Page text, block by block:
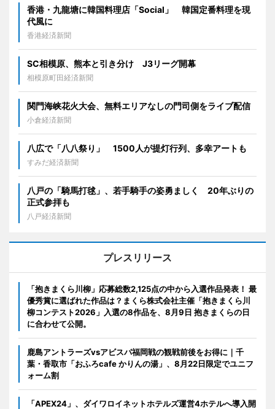
香港・九龍塘に韓国料理店「Social」 韓国定番料理を現
代風に
香港経済新聞
SC相模原、熊本と引き分け J3リーグ開幕
相模原町田経済新聞
関門海峡花火大会、無料エリアなしの門司側をライブ配信
小倉経済新聞
八広で「八八祭り」 1500人が提灯行列、多幸アートも
すみだ経済新聞
八戸の「騎馬打毬」、若手騎手の姿勇ましく 20年ぶりの
正式参拝も
八戸経済新聞
プレスリリース
「抱きまくら川柳」応募総数2,125点の中から入選作品発表！ 最
優秀賞に選ばれた作品は？まくら株式会社主催「抱きまくら川
柳コンテスト2026」入選の8作品を、8月9日 抱きまくらの日
に合わせて公開。
鹿島アントラーズvsアビスパ福岡戦の観戦前後をお得に｜千
葉・香取市「おふろcafe かりんの湯」、8月22日限定でユニフ
ォーム割
「APEX24」、ダイワロイネットホテルズ運営4ホテルへ導入開